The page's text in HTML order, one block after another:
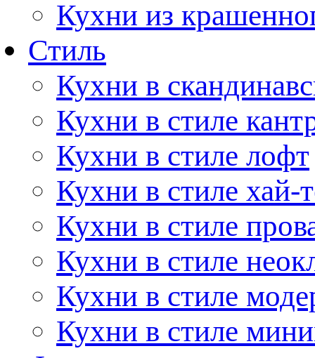
Кухни из
Стиль
Кухни в
Кухни в стиле
Кухни в стиле лофт
Кухни в стиле хай-
Кухни в стиле
Кухни в стиле
Кухни в стиле
Кухни в стиле